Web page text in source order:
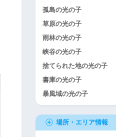
孤島の光の子
草原の光の子
雨林の光の子
峡谷の光の子
捨てられた地の光の子
書庫の光の子
暴風域の光の子
場所・エリア情報